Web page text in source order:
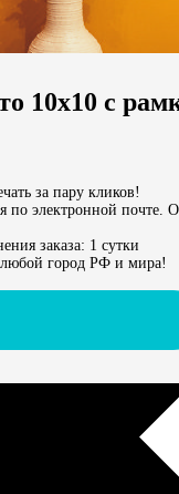
миру
10х10 с
за пару кликов!
по электронной почте.
заказа: 1 сутки
город РФ и мира!
Цена,